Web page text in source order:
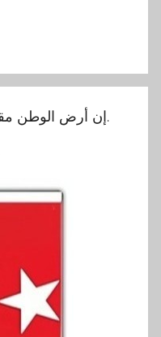
إن أرض الوطن مقدسة ولا يجوز تركها لمصيرها.